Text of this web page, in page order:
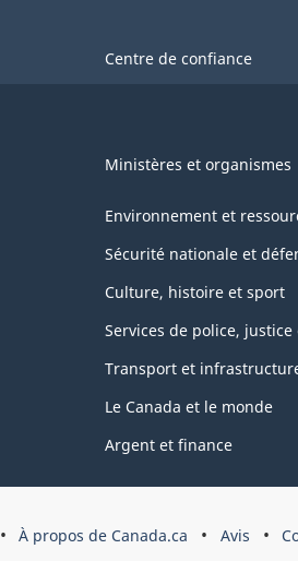
Centre de confiance
Ministères et organismes
Environnement et
Sécurité nationale et
Culture, histoire et sport
Services de police,
Transport et
Le Canada et le monde
Argent et finance
À propos de Canada.ca Avis